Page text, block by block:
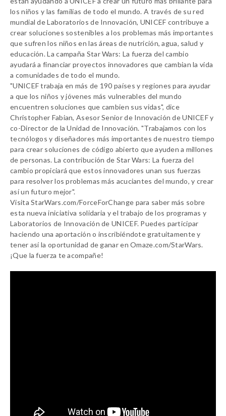
los niños y las familias de todo el mundo. A través de su red
mundial de Laboratorios de Innovación, UNICEF contribuye a
crear soluciones sostenibles a los problemas más importantes
que sufren los niños en las áreas de nutrición, agua, salud y
educación. La campaña Star Wars: La fuerza del cambio
ayudará a financiar proyectos innovadores que cambian la vida
a comunidades de todo el mundo.
"UNICEF trabaja en más de 190 países y regiones para ayudar
a que los niños y jóvenes más vulnerables del mundo
encuentren soluciones que cambien sus vidas", dice
Christopher Fabian, Asesor Senior de Innovación de UNICEF y
co-Director de la Unidad de Innovación. "Trabajamos con los
tecnólogos y diseñadores más importantes de nuestro tiempo
para crear soluciones de código abierto que ayuden a millones
de personas. La contribución de Star Wars: La fuerza del
cambio propiciará que estos innovadores unan sus fuerzas
para resolver los problemas más acuciantes del mundo, y crear
así un futuro mejor".
Visita StarWars.com/ForceForChange para saber más sobre
esta nueva iniciativa solidaria y el trabajo de los programas y
Laboratorios de Innovación de UNICEF. Puedes participar
haciendo una aportación o inscribiéndote gratuitamente y
tener así la oportunidad de ganar en Omaze.com/StarWars.
¡Que la fuerza te acompañe!